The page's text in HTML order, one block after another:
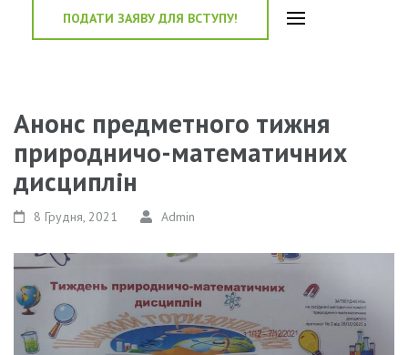
ПОДАТИ ЗАЯВУ ДЛЯ ВСТУПУ!
Анонс предметного тижня
природничо-математичних
дисциплін
8 Грудня, 2021 Admin